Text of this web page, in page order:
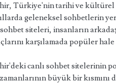
Türkiye'nin tarihi ve
geleneksel sohbetlerin
siteleri, insanların
karşılamada popüler
canlı sohbet sitelerinin
büyük bir